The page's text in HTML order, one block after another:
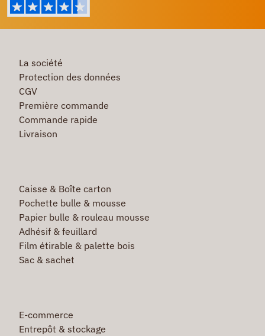
La société
Protection des données
CGV
Première commande
Commande rapide
Livraison
Caisse & Boîte carton
Pochette bulle & mousse
Papier bulle & rouleau mousse
Adhésif & feuillard
Film étirable & palette bois
Sac & sachet
E-commerce
Entrepôt & stockage